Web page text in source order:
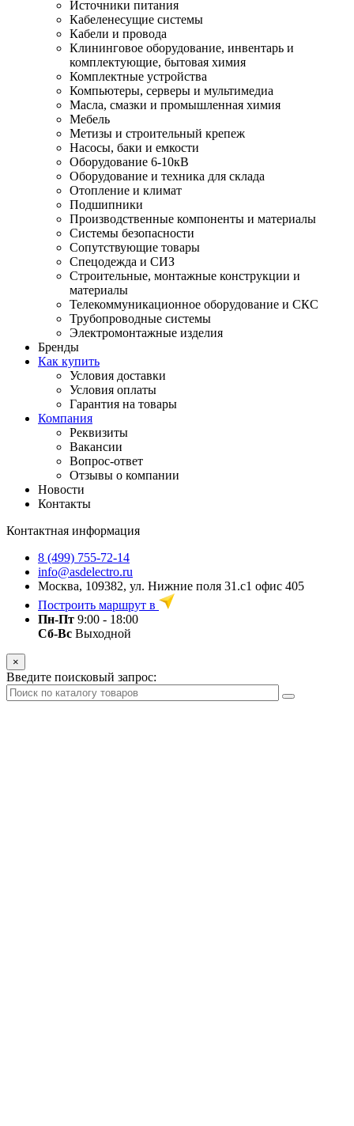
Источники питания
Кабеленесущие системы
Кабели и провода
Клининговое оборудование, инвентарь и
комплектующие, бытовая химия
Комплектные устройства
Компьютеры, серверы и мультимедиа
Масла, смазки и промышленная химия
Мебель
Метизы и строительный крепеж
Насосы, баки и емкости
Оборудование 6-10кВ
Оборудование и техника для склада
Отопление и климат
Подшипники
Производственные компоненты и материалы
Системы безопасности
Сопутствующие товары
Спецодежда и СИЗ
Строительные, монтажные конструкции и
материалы
Телекоммуникационное оборудование и СКС
Трубопроводные системы
Электромонтажные изделия
Бренды
Как купить
Условия доставки
Условия оплаты
Гарантия на товары
Компания
Реквизиты
Вакансии
Вопрос-ответ
Отзывы о компании
Новости
Контакты
Контактная информация
8 (499) 755-72-14
info@asdelectro.ru
Москва, 109382, ул. Нижние поля 31.с1 офис 405
Построить маршрут в
Пн-Пт 9:00 - 18:00
Сб-Вс Выходной
×
Введите поисковый запрос: